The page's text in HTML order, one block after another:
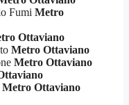
Fumi Metro
Ottaviano
Metro Ottaviano
Metro Ottaviano
Metro Ottaviano